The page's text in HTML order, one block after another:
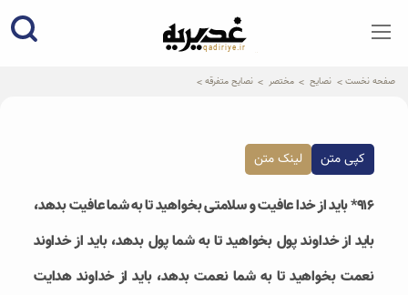
qadiriye.ir
نشریه ی غدیریه-بیانات استاد
صفحه نخست نصایح مختصر نصایح متفرقه
کپی متن لینک متن
۹۱۶* باید از خدا عافیت و سلامتی بخواهید تا به شما عافیت بدهد،
باید از خداوند پول بخواهید تا به شما پول بدهد، باید از خداوند
نعمت بخواهید تا به شما نعمت بدهد، باید از خداوند هدایت